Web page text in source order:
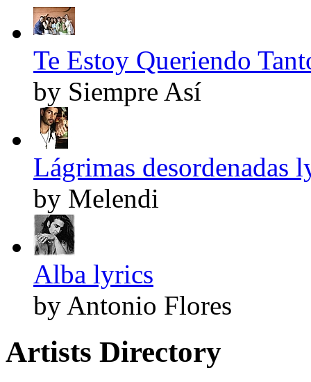
Te Estoy Queriendo
by Siempre Así
Lágrimas desordenadas
by Melendi
Alba lyrics
by Antonio Flores
Artists Directory